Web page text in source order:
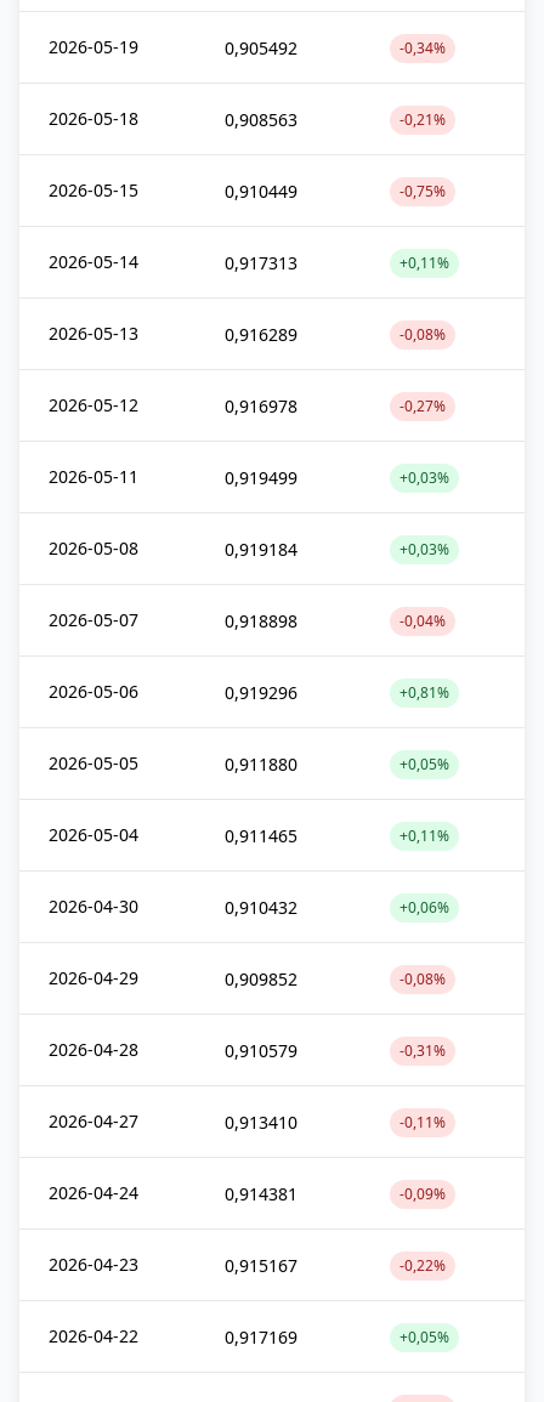
2026-05-19 0,905492 -0,34%
2026-05-18 0,908563 -0,21%
2026-05-15 0,910449 -0,75%
2026-05-14 0,917313 +0,11%
2026-05-13 0,916289 -0,08%
2026-05-12 0,916978 -0,27%
2026-05-11 0,919499 +0,03%
2026-05-08 0,919184 +0,03%
2026-05-07 0,918898 -0,04%
2026-05-06 0,919296 +0,81%
2026-05-05 0,911880 +0,05%
2026-05-04 0,911465 +0,11%
2026-04-30 0,910432 +0,06%
2026-04-29 0,909852 -0,08%
2026-04-28 0,910579 -0,31%
2026-04-27 0,913410 -0,11%
2026-04-24 0,914381 -0,09%
2026-04-23 0,915167 -0,22%
2026-04-22 0,917169 +0,05%